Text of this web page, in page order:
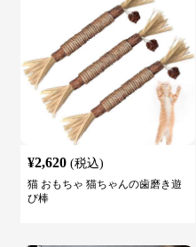
¥2,620 (税込)
猫 おもちゃ 猫ちゃんの歯磨き遊
び棒